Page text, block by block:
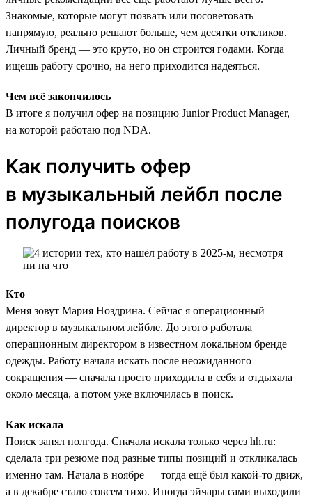
Знакомые, которые могут позвать или посоветовать
напрямую, реально решают больше, чем десятки откликов.
Личный бренд — это круто, но он строится годами. Когда
ищешь работу срочно, на него приходится надеяться.
Чем всё закончилось
В итоге я получил офер на позицию Junior Product Manager,
на которой работаю под NDA.
Как получить офер
в музыкальный лейбл после
полугода поисков
Кто
Меня зовут Мария Ноздрина. Сейчас я операционный
директор в музыкальном лейбле. До этого работала
операционным директором в известном локальном бренде
одежды. Работу начала искать после неожиданного
сокращения — сначала просто приходила в себя и отдыхала
около месяца, а потом уже включилась в поиск.
Как искала
Поиск занял полгода. Сначала искала только через hh.ru:
сделала три резюме под разные типы позиций и откликалась
именно там. Начала в ноябре — тогда ещё был какой-то движ,
а в декабре стало совсем тихо. Иногда эйчары сами выходили